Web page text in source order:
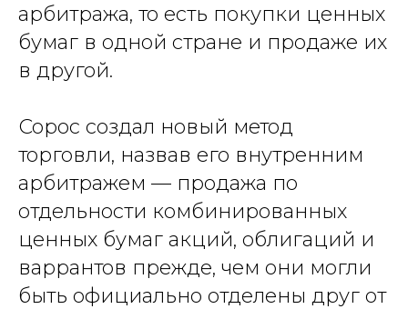
арбитража, то есть покупки ценных
бумаг в одной стране и продаже их
в другой.
Сорос создал новый метод
торговли, назвав его внутренним
арбитражем — продажа по
отдельности комбинированных
ценных бумаг акций, облигаций и
варрантов прежде, чем они могли
быть официально отделены друг от